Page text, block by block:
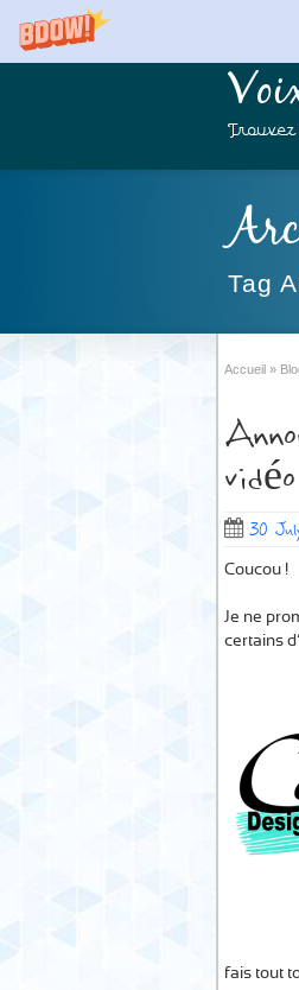
Tag
Accueil »
30
Coucou !
Je ne
certains
fais tout